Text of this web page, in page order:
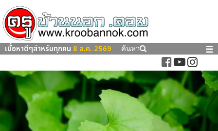
เนื้อหาดีๆสำหรับทุกคน 8 ส.ค. 2569 ค้นหา ☰